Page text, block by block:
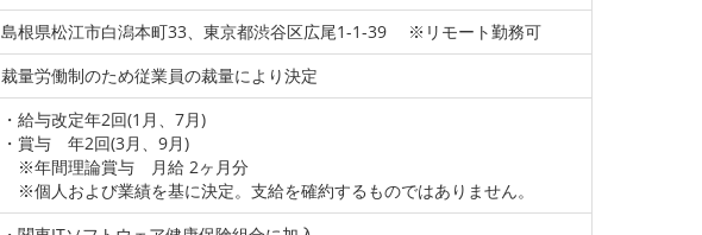
島根県松江市白潟本町33、東京都渋谷区広尾1-1-39 ※リモート勤務可
裁量労働制のため従業員の裁量により決定
・給与改定年2回(1月、7月)
・賞与 年2回(3月、9月)
※年間理論賞与 月給 2ヶ月分
※個人および業績を基に決定。支給を確約するものではありません。